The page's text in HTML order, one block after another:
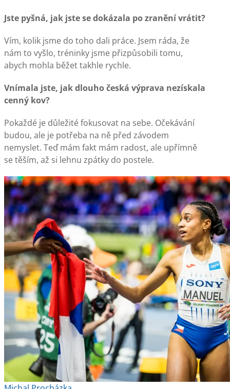
Jste pyšná, jak jste se dokázala po zranění vrátit?
Vím, kolik jsme do toho dali práce. Jsem ráda, že
nám to vyšlo, tréninky jsme přizpůsobili tomu,
abych mohla běžet takhle rychle.
Vnímala jste, jak dlouho česká výprava nezískala
cenný kov?
Pokaždé je důležité fokusovat na sebe. Očekávání
budou, ale je potřeba na ně před závodem
nemyslet. Teď mám fakt mám radost, ale upřímně
se těším, až si lehnu zpátky do postele.